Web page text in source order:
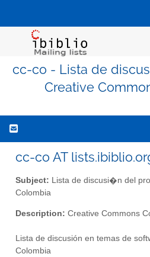
cc-co - Lista de
Creative
cc-co AT
Subject: Lista de discusi�n del
Colombia
Description: Creative Commons
Lista de discusión en temas de
Colombia